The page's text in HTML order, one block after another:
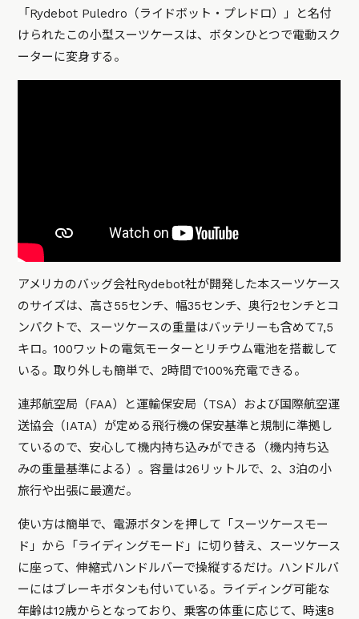
「Rydebot Puledro（ライドボット・プレドロ）」と名付
けられたこの小型スーツケースは、ボタンひとつで電動スク
ーターに変身する。
アメリカのバッグ会社Rydebot社が開発した本スーツケース
のサイズは、高さ55センチ、幅35センチ、奥行2センチとコ
ンパクトで、スーツケースの重量はバッテリーも含めて7,5
キロ。100ワットの電気モーターとリチウム電池を搭載して
いる。取り外しも簡単で、2時間で100%充電できる。
連邦航空局（FAA）と運輸保安局（TSA）および国際航空運
送協会（IATA）が定める飛行機の保安基準と規制に準拠し
ているので、安心して機内持ち込みができる（機内持ち込
みの重量基準による）。容量は26リットルで、2、3泊の小
旅行や出張に最適だ。
使い方は簡単で、電源ボタンを押して「スーツケースモー
ド」から「ライディングモード」に切り替え、スーツケース
に座って、伸縮式ハンドルバーで操縦するだけ。ハンドルバ
ーにはブレーキボタンも付いている。ライディング可能な
年齢は12歳からとなっており、乗客の体重に応じて、時速8